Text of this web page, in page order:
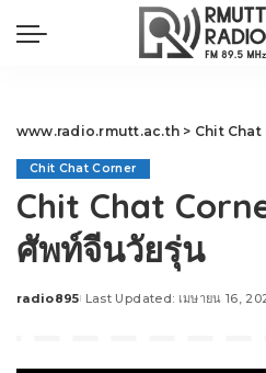
www.radio.rmutt.ac.th > Chit Chat
Chit Chat Corner
Chit Chat
ศัพท์จีนวัยรุ่น
Posted
radio895 Last Updated: เมษายน 16,